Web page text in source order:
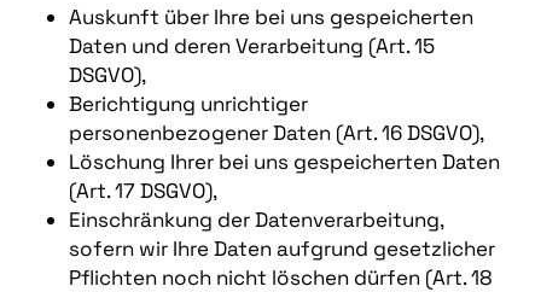
Auskunft über Ihre bei uns gespeicherten
Daten und deren Verarbeitung (Art. 15
DSGVO),
Berichtigung unrichtiger
personenbezogener Daten (Art. 16 DSGVO),
Löschung Ihrer bei uns gespeicherten Daten
(Art. 17 DSGVO),
Einschränkung der Datenverarbeitung,
sofern wir Ihre Daten aufgrund gesetzlicher
Pflichten noch nicht löschen dürfen (Art. 18